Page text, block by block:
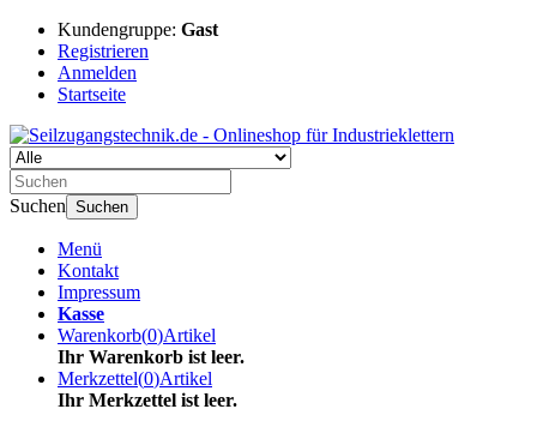
Kundengruppe: Gast
Registrieren
Anmelden
Startseite
Suchen Suchen
Menü
Kontakt
Impressum
Kasse
Warenkorb(0)Artikel
Ihr Warenkorb ist leer.
Merkzettel(0)Artikel
Ihr Merkzettel ist leer.